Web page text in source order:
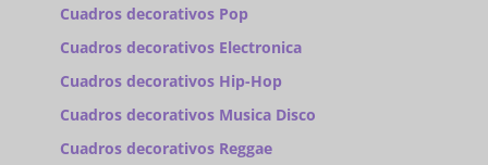
Cuadros decorativos Pop
Cuadros decorativos Electronica
Cuadros decorativos Hip-Hop
Cuadros decorativos Musica Disco
Cuadros decorativos Reggae